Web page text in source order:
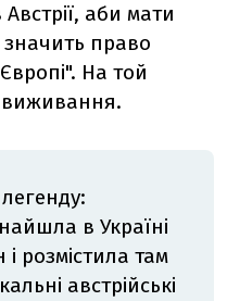
аби мати
право
На той
в Україні
розмістила там
австрійські